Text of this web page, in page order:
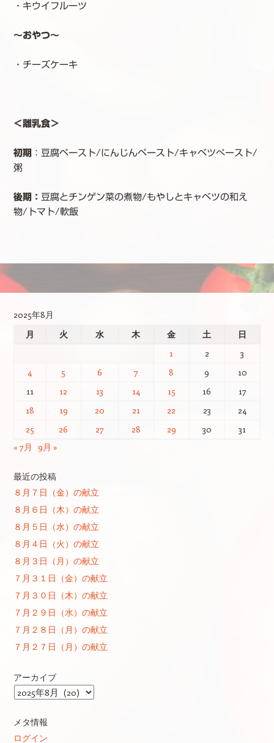
・キウイフルーツ
～おやつ～
・チーズケーキ
＜離乳食＞
初期 ：豆腐ペースト/にんじんペースト/キャベツぺースト/
粥
後期： 豆腐とチンゲン菜の煮物/もやしとキャベツの和え
物/トマト/軟飯
投稿ナビゲーション
2025年8月
月
火 水 木 金 土
日
1
2
3
4
5 6 7 8 9
10
11
12 13 14 15 16
17
18
19 20 21 22 23
24
25
26 27 28 29 30
31
« 7月
9月 »
最近の投稿
８月７日（金）の献立
８月６日（木）の献立
８月５日（水）の献立
８月４日（火）の献立
８月３日（月）の献立
７月３１日（金）の献立
７月３０日（木）の献立
７月２９日（水）の献立
７月２８日（月）の献立
７月２７日（月）の献立
アーカイブ
ア
カ
イ
メタ情報
ログイン